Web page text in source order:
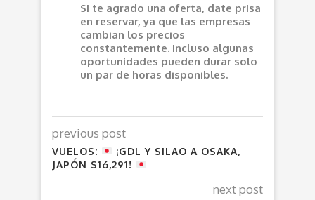
Si te agrado una oferta, date prisa
en reservar, ya que las empresas
cambian los precios
constantemente. Incluso algunas
oportunidades pueden durar solo
un par de horas disponibles.
previous post
VUELOS:
¡GDL Y SILAO A OSAKA,
JAPÓN $16,291!
next post